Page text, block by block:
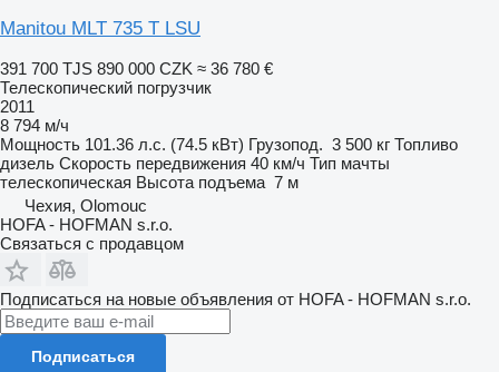
Manitou MLT 735 T LSU
391 700 TJS 890 000 CZK ≈ 36 780 €
Телескопический погрузчик
2011
8 794 м/ч
Мощность 101.36 л.с. (74.5 кВт) Грузопод. 3 500 кг Топливо
дизель Скорость передвижения 40 км/ч Тип мачты
телескопическая Высота подъема 7 м
Чехия, Olomouc
HOFA - HOFMAN s.r.o.
Связаться с продавцом
Подписаться на новые объявления от HOFA - HOFMAN s.r.o.
Подписаться